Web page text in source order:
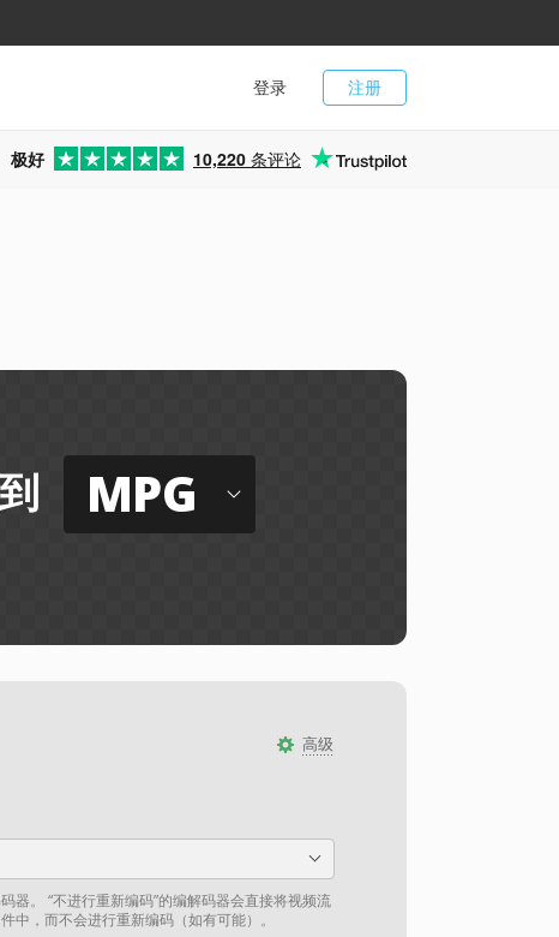
注册
登录
极好 10,220 条评论
到 MPG
高级
器。 “不进行重新编码”的编解码器会直接将视频流
中，而不会进行重新编码（如有可能）。